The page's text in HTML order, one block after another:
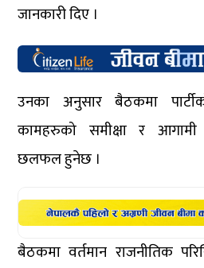
जानकारी दिए ।
उनका अनुसार बैठकमा
कामहरुको समीक्षा र आगामी
छलफल हुनेछ ।
बैठकमा वर्तमान राजनीतिक